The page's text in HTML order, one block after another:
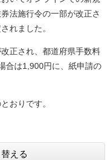
法施行令の一部が改正さ
れました。
正され、都道府県手数料
合は1,900円に、紙申請の
おりです。
える